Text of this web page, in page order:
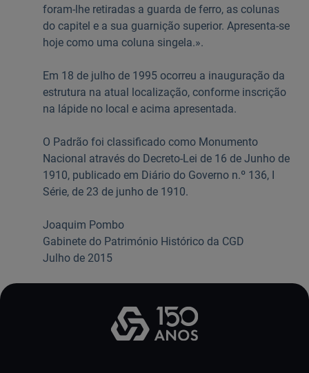
foram-lhe retiradas a guarda de ferro, as colunas
do capitel e a sua guarnição superior. Apresenta-se
hoje como uma coluna singela.».
Em 18 de julho de 1995 ocorreu a inauguração da
estrutura na atual localização, conforme inscrição
na lápide no local e acima apresentada.
O Padrão foi classificado como Monumento
Nacional através do Decreto-Lei de 16 de Junho de
1910, publicado em Diário do Governo n.º 136, I
Série, de 23 de junho de 1910.
Joaquim Pombo
Gabinete do Património Histórico da CGD
Julho de 2015